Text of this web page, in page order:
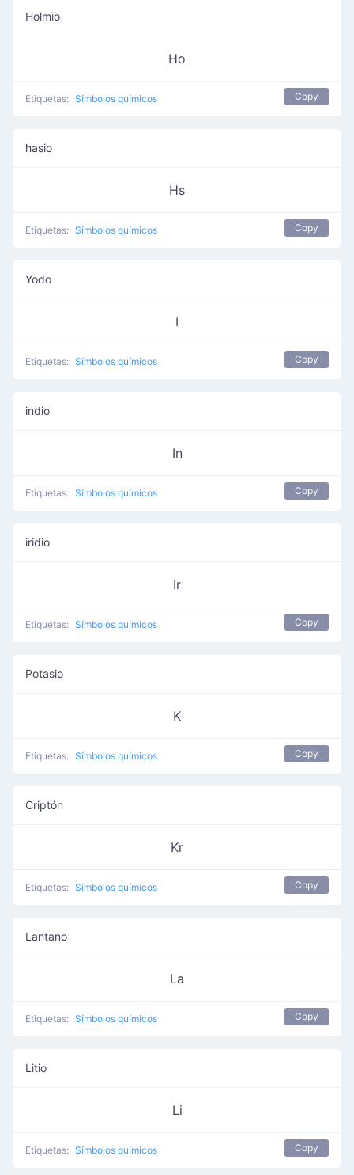
Holmio
Ho
Etiquetas: Símbolos químicos Copy
hasio
Hs
Etiquetas: Símbolos químicos Copy
Yodo
I
Etiquetas: Símbolos químicos Copy
indio
In
Etiquetas: Símbolos químicos Copy
iridio
Ir
Etiquetas: Símbolos químicos Copy
Potasio
K
Etiquetas: Símbolos químicos Copy
Criptón
Kr
Etiquetas: Símbolos químicos Copy
Lantano
La
Etiquetas: Símbolos químicos Copy
Litio
Li
Etiquetas: Símbolos químicos Copy